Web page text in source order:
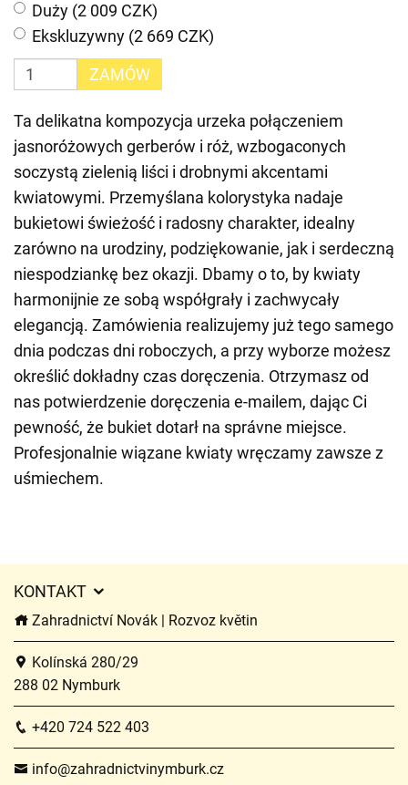
Duży (2 009 CZK)
Ekskluzywny (2 669 CZK)
ZAMÓW
Ta delikatna kompozycja urzeka połączeniem
jasnoróżowych gerberów i róż, wzbogaconych
soczystą zielenią liści i drobnymi akcentami
kwiatowymi. Przemyślana kolorystyka nadaje
bukietowi świeżość i radosny charakter, idealny
zarówno na urodziny, podziękowanie, jak i serdeczną
niespodziankę bez okazji. Dbamy o to, by kwiaty
harmonijnie ze sobą współgrały i zachwycały
elegancją. Zamówienia realizujemy już tego samego
dnia podczas dni roboczych, a przy wyborze możesz
określić dokładny czas doręczenia. Otrzymasz od
nas potwierdzenie doręczenia e-mailem, dając Ci
pewność, że bukiet dotarł na správne miejsce.
Profesjonalnie wiązane kwiaty wręczamy zawsze z
uśmiechem.
KONTAKT
Zahradnictví Novák | Rozvoz květin
Kolínská 280/29
288 02 Nymburk
+420 724 522 403
info@zahradnictvinymburk.cz